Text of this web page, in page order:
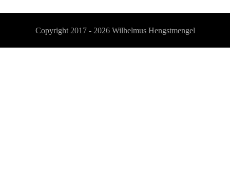
Copyright 2017 - 2026 Wilhelmus Hengstmengel